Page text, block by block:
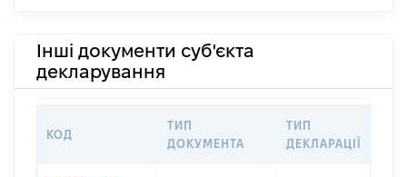
Інші документи суб'єкта
декларування
КОД
ТИП
ДОКУМЕНТА
ТИП
ДЕКЛАРАЦІЇ